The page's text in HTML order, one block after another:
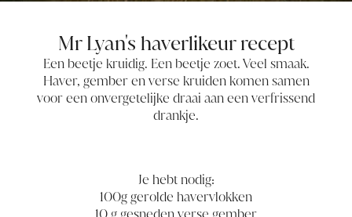
Mr Lyan's haverlikeur recept
Een beetje kruidig. Een beetje zoet. Veel smaak.
Haver, gember en verse kruiden komen samen
voor een onvergetelijke draai aan een verfrissend
drankje.
Je hebt nodig:
100g gerolde havervlokken
10 g gesneden verse gember